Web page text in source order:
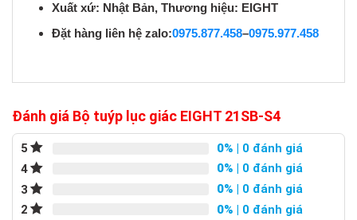
Xuất xứ: Nhật Bản, Thương hiệu: EIGHT
Đặt hàng liên hệ zalo:0975.877.458–0975.977.458
Đánh giá Bộ tuýp lục giác EIGHT 21SB-S4
5 0% | 0 đánh giá
4
0% | 0 đánh giá
3
0% | 0 đánh giá
2
0% | 0 đánh giá